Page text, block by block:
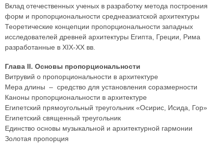
Вклад отечественных ученых в разработку метода построения
форм и пропорциональности среднеазиатской архитектуры
Теоретические концепции пропорциональности западных
исследователей древней архитектуры Египта, Греции, Рима
разработанные в XIX-XX вв.
Глава II. Основы пропорциональности
Витрувий о пропорциональности в архитектуре
Мера длины – средство для установления соразмерности
Каноны пропорциональности в архитектуре
Египетский прямоугольный треугольник «Осирис, Исида, Гор»
Египетский священный треугольник
Единство основы музыкальной и архитектурной гармонии
Золотая пропорция